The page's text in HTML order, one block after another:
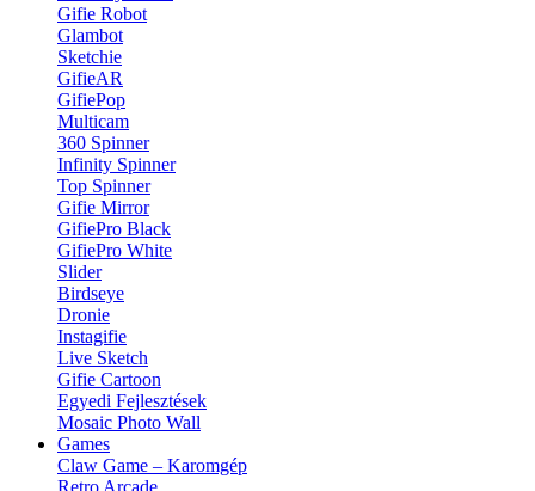
Gifie Robot
Glambot
Sketchie
GifieAR
GifiePop
Multicam
360 Spinner
Infinity Spinner
Top Spinner
Gifie Mirror
GifiePro Black
GifiePro White
Slider
Birdseye
Dronie
Instagifie
Live Sketch
Gifie Cartoon
Egyedi Fejlesztések
Mosaic Photo Wall
Games
Claw Game – Karomgép
Retro Arcade